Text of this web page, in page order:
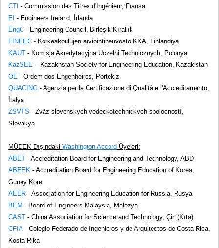
CTI - Commission des Titres d'Ingénieur, Fransa
EI - Engineers Ireland, İrlanda
EngC - Engineering Council, Birleşik Kırallık
FINEEC - Korkeakoulujen arviointineuvosto KKA, Finlandiya
KAUT - Komisja Akredytacyjna Uczelni Technicznych, Polonya
KazSEE – Kazakhstan Society for Engineering Education, Kazakistan
OE - Ordem dos Engenheiros, Portekiz
QUACING - Agenzia per la Certificazione di Qualità e l'Accreditamento,
İtalya
ZSVTS - Zväz slovenskych vedeckotechnickych spolocností,
Slovakya
MÜDEK Dışındaki Washington Accord Üyeleri:
ABET - Accreditation Board for Engineering and Technology, ABD
ABEEK - Accreditation Board for Engineering Education of Korea,
Güney Kore
AEER - Association for Engineering Education for Russia, Rusya
BEM - Board of Engineers Malaysia, Malezya
CAST - China Association for Science and Technology, Çin (Kıta)
CFIA - Colegio Federado de Ingenieros y de Arquitectos de Costa Rica,
Kosta Rika